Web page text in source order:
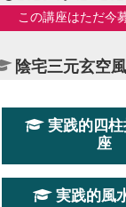
この講座はただ今
陰宅三元玄空
この講座の募集は
学講座』
2026-08-22～
実践的四
座
実践的風